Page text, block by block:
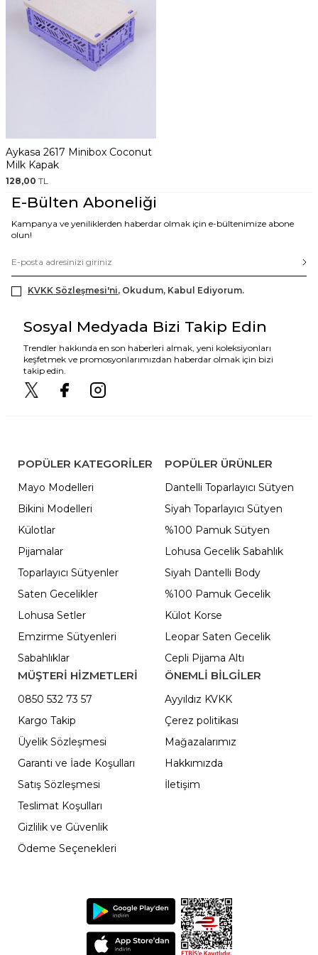
Aykasa 2617 Minibox Coconut
Milk Kapak
128,00 TL
E-Bülten Aboneliği
Kampanya ve yeniliklerden haberdar olmak için e-bültenimize abone
olun!
KVKK Sözleşmesi'ni, Okudum, Kabul Ediyorum.
Sosyal Medyada Bizi Takip Edin
Trendler hakkında en son haberleri almak, yeni koleksiyonları
keşfetmek ve promosyonlarımızdan haberdar olmak için bizi
takip edin.
POPÜLER KATEGORILER
Mayo Modelleri
Bikini Modelleri
Külotlar
Pijamalar
Toparlayıcı Sütyenler
Saten Gecelikler
Lohusa Setler
Emzirme Sütyenleri
Sabahlıklar
POPÜLER ÜRÜNLER
Dantelli Toparlayıcı Sütyen
Siyah Toparlayıcı Sütyen
%100 Pamuk Sütyen
Lohusa Gecelik Sabahlık
Siyah Dantelli Body
%100 Pamuk Gecelik
Külot Korse
Leopar Saten Gecelik
Cepli Pijama Altı
MÜŞTERİ HİZMETLERİ
0850 532 73 57
Kargo Takip
Üyelik Sözleşmesi
Garanti ve İade Koşulları
Satış Sözleşmesi
Teslimat Koşulları
Gizlilik ve Güvenlik
Ödeme Seçenekleri
ÖNEMLI BILGILER
Ayyıldız KVKK
Çerez politikası
Mağazalarımız
Hakkımızda
İletişim